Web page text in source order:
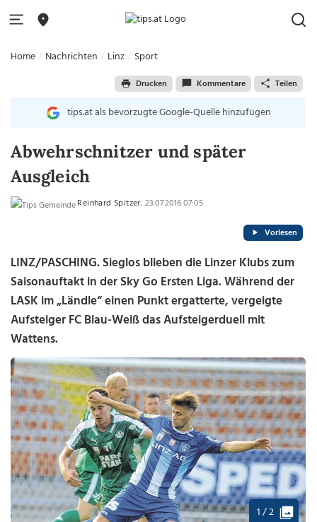
Home Nachrichten Linz Sport
Drucken Kommentare Teilen
tips.at als bevorzugte Google-Quelle hinzufügen
Abwehrschnitzer und später
Ausgleich
Reinhard Spitzer, 23.07.2016 07:05
Vorlesen
LINZ/PASCHING. Sieglos blieben die Linzer Klubs zum
Saisonauftakt in der Sky Go Ersten Liga. Während der
LASK im „Ländle“ einen Punkt ergatterte, vergeigte
Aufsteiger FC Blau-Weiß das Aufsteigerduell mit
Wattens.
1 / 2